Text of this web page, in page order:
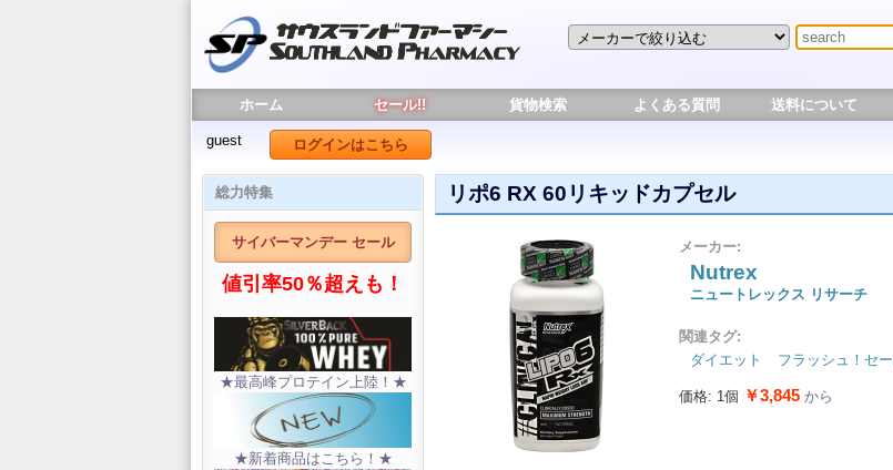
ホーム セール!! 貨物検索 よくある質問 送料について
guest ログインはこちら
総力特集
サイバーマンデー セール
値引率50％超えも！
★最高峰プロテイン上陸！★
★新着商品はこちら！★
リポ6 RX 60リキッドカプセル
メーカー:
Nutrex
ニュートレックス リサーチ
関連タグ:
ダイエット
フラッシュ！セ
価格: 1個 ￥3,845 から